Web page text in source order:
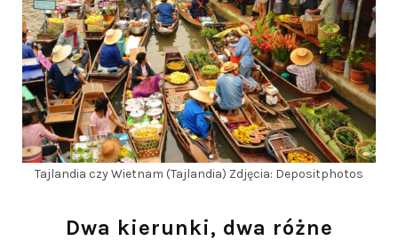
Tajlandia czy Wietnam (Tajlandia) Zdjęcia: Depositphotos
Dwa kierunki, dwa różne